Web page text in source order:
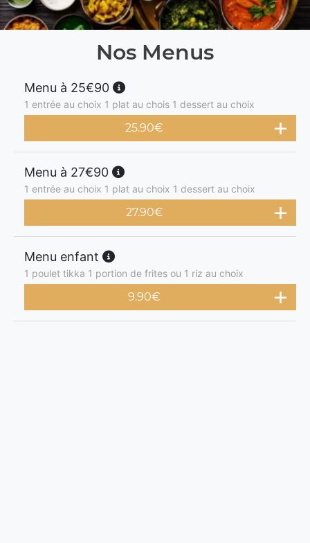
Nos Menus
Menu à 25€90
1 entrée au choix 1 plat au chois 1 dessert au choix
25.90€
Menu à 27€90
1 entrée au choix 1 plat au choix 1 dessert au choix
27.90€
Menu enfant
1 poulet tikka 1 portion de frites ou 1 riz au choix
9.90€